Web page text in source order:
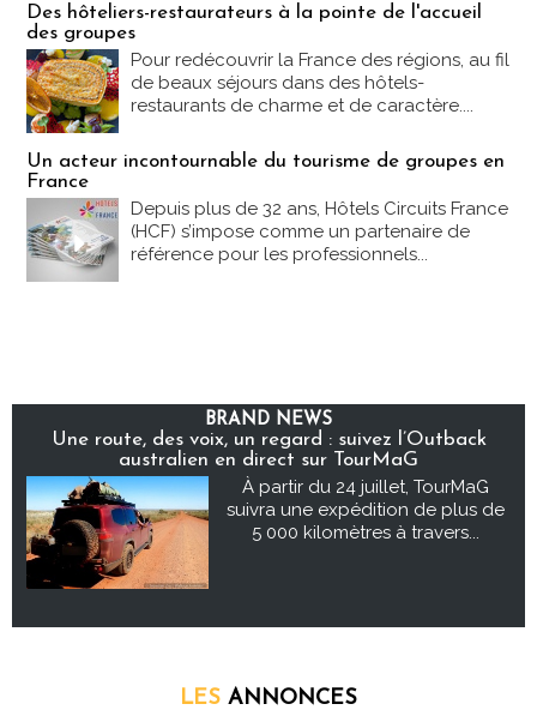
Des hôteliers-restaurateurs à la pointe de l'accueil
des groupes
Pour redécouvrir la France des régions, au fil
de beaux séjours dans des hôtels-
restaurants de charme et de caractère....
Un acteur incontournable du tourisme de groupes en
France
Depuis plus de 32 ans, Hôtels Circuits France
(HCF) s’impose comme un partenaire de
référence pour les professionnels...
BRAND NEWS
Une route, des voix, un regard : suivez l’Outback
australien en direct sur TourMaG
À partir du 24 juillet, TourMaG
suivra une expédition de plus de
5 000 kilomètres à travers...
LES ANNONCES